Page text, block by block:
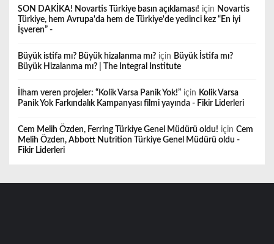
SON DAKİKA! Novartis Türkiye basın açıklaması! için Novartis
Türkiye, hem Avrupa'da hem de Türkiye'de yedinci kez “En iyi
İşveren” -
Büyük istifa mı? Büyük hizalanma mı? için Büyük İstifa mı?
Büyük Hizalanma mı? | The Integral Institute
İlham veren projeler: “Kolik Varsa Panik Yok!” için Kolik Varsa
Panik Yok Farkındalık Kampanyası filmi yayında - Fikir Liderleri
Cem Melih Özden, Ferring Türkiye Genel Müdürü oldu! için Cem
Melih Özden, Abbott Nutrition Türkiye Genel Müdürü oldu -
Fikir Liderleri